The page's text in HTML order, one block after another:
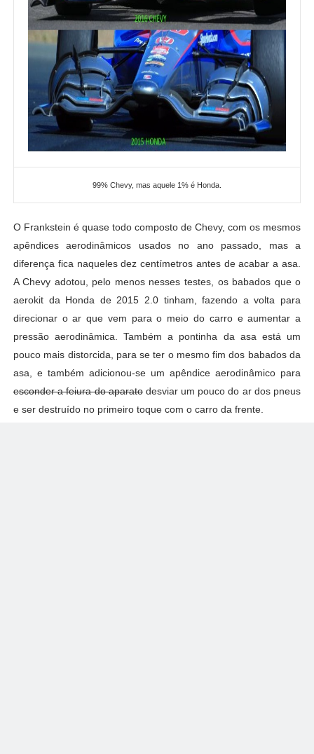
99% Chevy, mas aquele 1% é Honda.
O Frankstein é quase todo composto de Chevy, com os mesmos
apêndices aerodinâmicos usados no ano passado, mas a
diferença fica naqueles dez centímetros antes de acabar a asa.
A Chevy adotou, pelo menos nesses testes, os babados que o
aerokit da Honda de 2015 2.0 tinham, fazendo a volta para
direcionar o ar que vem para o meio do carro e aumentar a
pressão aerodinâmica. Também a pontinha da asa está um
pouco mais distorcida, para se ter o mesmo fim dos babados da
asa, e também adicionou-se um apêndice aerodinâmico para
esconder a feiura do aparatodesviar um pouco do ar dos pneus
e ser destruído no primeiro toque com o carro da frente.